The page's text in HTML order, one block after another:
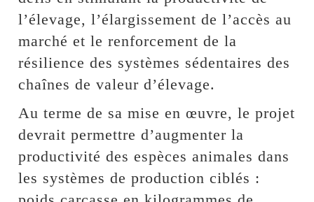
l’élevage, l’élargissement de l’accès au
marché et le renforcement de la
résilience des systèmes sédentaires des
chaînes de valeur d’élevage.
Au terme de sa mise en œuvre, le projet
devrait permettre d’augmenter la
productivité des espèces animales dans
les systèmes de production ciblés :